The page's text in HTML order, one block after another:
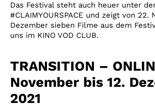
Das Festival steht auch heuer unter
#CLAIMYOURSPACE und zeigt von 22.
Dezember sieben Filme aus dem
uns im KINO VOD CLUB.
TRANSITION –
November bis 12.
2021